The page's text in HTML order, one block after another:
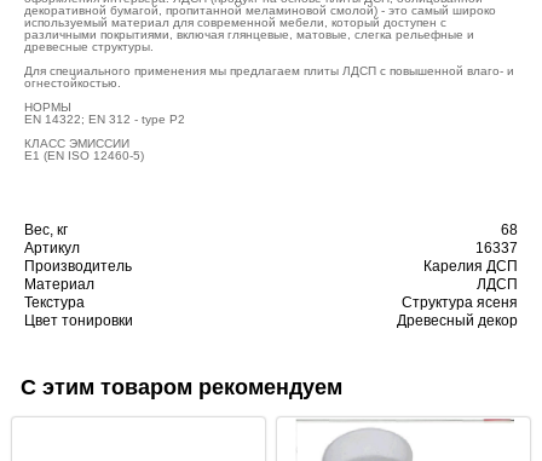
декоративной бумагой, пропитанной меламиновой смолой) - это самый широко
используемый материал для современной мебели, который доступен с
различными покрытиями, включая глянцевые, матовые, слегка рельефные и
древесные структуры.
Для специального применения мы предлагаем плиты ЛДСП с повышенной влаго- и
огнестойкостью.
НОРМЫ
EN 14322; EN 312 - type P2
КЛАСС ЭМИССИИ
E1 (EN ISO 12460-5)
Вес, кг
68
Артикул
16337
Производитель
Карелия ДСП
Материал
ЛДСП
Текстура
Структура ясеня
Цвет тонировки
Древесный декор
С этим товаром рекомендуем